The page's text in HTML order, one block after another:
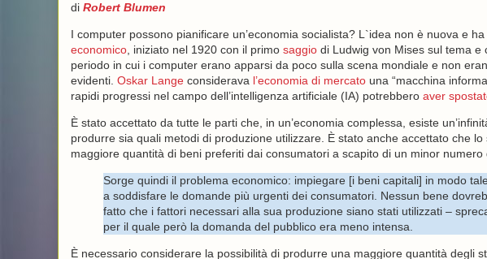
di Robert Blumen
I computer possono pianificare un’economia socialista? L`idea non è nuova e
economico, iniziato nel 1920 con il primo saggiodi Ludwig von Mises sul tema e
periodo in cui i computer erano apparsi da poco sulla scena mondiale e non
evidenti. Oskar Langeconsiderava l’economia di mercatouna “macchina
rapidi progressi nel campo dell’intelligenza artificiale (IA) potrebbero aver
È stato accettato da tutte le parti che, in un’economia complessa, esiste
produrre sia quali metodi di produzione utilizzare. È stato anche accettato che
maggiore quantità di beni preferiti dai consumatori a scapito di un minor
Sorge quindi il problema economico: impiegare [i beni capitali] in modo
a soddisfare le domande più urgenti dei consumatori. Nessun bene
fatto che i fattori necessari alla sua produzione siano stati utilizzati –
per il quale però la domanda del pubblico era meno intensa.
È necessario considerare la possibilità di produrre una maggiore quantità degli